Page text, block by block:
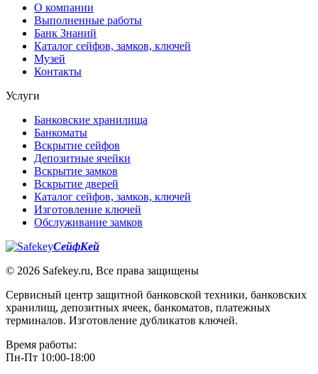
О компании
Выполненные работы
Банк Знаний
Каталог сейфов, замков, ключей
Музей
Контакты
Услуги
Банковские хранилища
Банкоматы
Вскрытие сейфов
Депозитные ячейки
Вскрытие замков
Вскрытие дверей
Каталог сейфов, замков, ключей
Изготовление ключей
Обслуживание замков
СейфКей
© 2026 Safekey.ru, Все права защищены
Сервисный центр защитной банковской техники, банковских
хранилищ, депозитных ячеек, банкоматов, платежных
терминалов. Изготовление дубликатов ключей.
Время работы:
Пн-Пт 10:00-18:00